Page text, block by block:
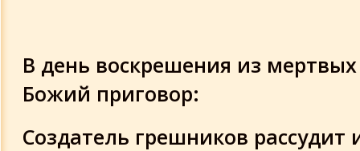
В день воскрешения из
Божий приговор:
Создатель грешников рассудит